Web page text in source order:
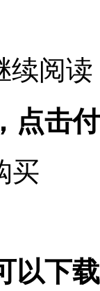
续阅读
点击
买
以下